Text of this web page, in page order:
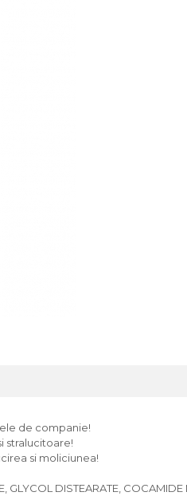
de companie!
stralucitoare!
si moliciunea!
DISTEARATE,